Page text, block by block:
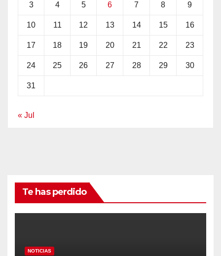
3 4 5 6 7 8 9
10 11 12 13 14 15 16
17 18 19 20 21 22 23
24 25 26 27 28 29 30
31
« Jul
Te has perdido
NOTICIAS